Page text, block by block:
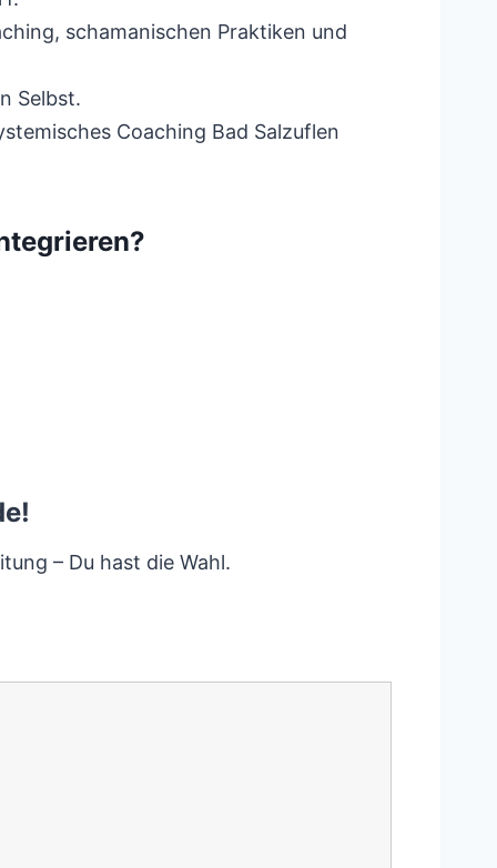
schamanischen Praktiken und
Selbst.
Coaching Bad Salzuflen
– Du hast die Wahl.